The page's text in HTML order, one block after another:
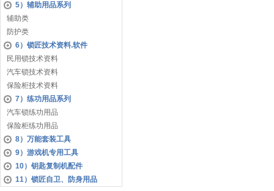
5）辅助用品系列
辅助类
防护类
6）锁匠技术资料.软件
民用锁技术资料
汽车锁技术资料
保险柜技术资料
7）练功用品系列
汽车锁练功用品
保险柜练功用品
8）万能套装工具
9）游戏机专用工具
10）钥匙复制机配件
11）锁匠自卫、防身用品